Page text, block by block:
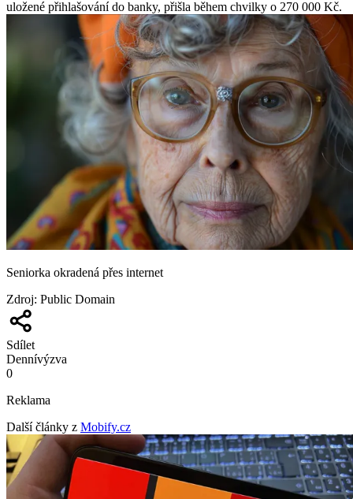
uložené přihlašování do banky, přišla během chvilky o 270 000 Kč.
Seniorka okradená přes internet
Zdroj: Public Domain
Sdílet
Dennívýzva
0
Reklama
Další články z Mobify.cz